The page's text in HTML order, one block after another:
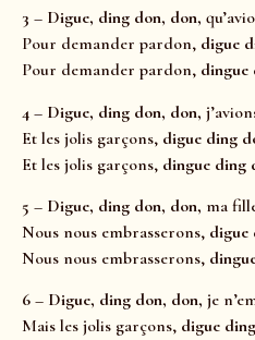
3 – Digue, ding don, don,
Pour demander pardon, digue
Pour demander pardon, dingue
4 – Digue, ding don, don,
Et les jolis garçons, digue ding
Et les jolis garçons, dingue ding
5 – Digue, ding don, don, ma
Nous nous embrasserons, digue
Nous nous embrasserons,
6 – Digue, ding don, don, je
Mais les jolis garçons, digue